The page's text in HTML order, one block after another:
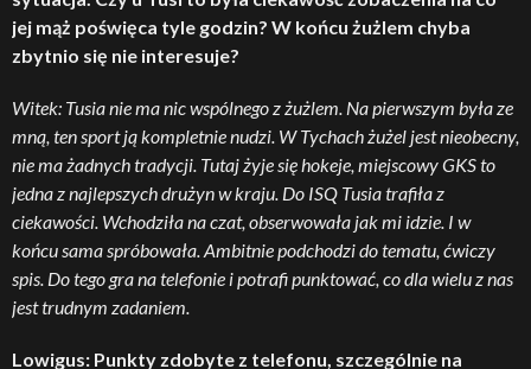
jej mąż poświęca tyle godzin? W końcu żużlem chyba
zbytnio się nie interesuje?
Witek: Tusia nie ma nic wspólnego z żużlem. Na pierwszym była ze
mną, ten sport ją kompletnie nudzi. W Tychach żużel jest nieobecny,
nie ma żadnych tradycji. Tutaj żyje się hokeje, miejscowy GKS to
jedna z najlepszych drużyn w kraju. Do ISQ Tusia trafiła z
ciekawości. Wchodziła na czat, obserwowała jak mi idzie. I w
końcu sama spróbowała. Ambitnie podchodzi do tematu, ćwiczy
spis. Do tego gra na telefonie i potrafi punktować, co dla wielu z nas
jest trudnym zadaniem.
Lowigus: Punkty zdobyte z telefonu, szczególnie na